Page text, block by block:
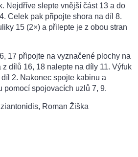
Nejdříve slepte vnější část 13 a do
Celek pak připojte shora na díl 8.
15 (2×) a přilepte je z obou stran
17 připojte na vyznačené plochy na
dílů 16, 18 nalepte na díly 11. Výfuk
2. Nakonec spojte kabinu a
pomocí spojovacích uzlů 7, 9.
Roman Žiška